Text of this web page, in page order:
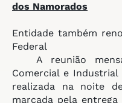
dos Namorados
Entidade também
Federal
A reunião mensal
Comercial e Industrial
realizada na noite
marcada pela